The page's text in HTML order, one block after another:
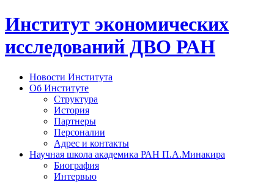
Институт экономических
исследований ДВО РАН
Новости Института
Об Институте
Структура
История
Партнеры
Персоналии
Адрес и контакты
Научная школа академика РАН П.А.Минакира
Биография
Интервью